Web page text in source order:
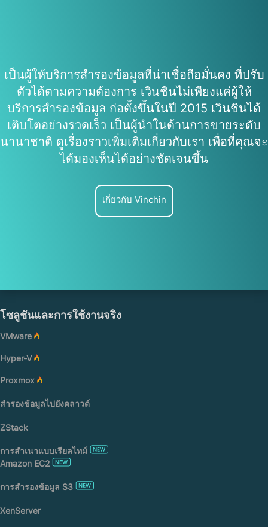
เป็นผู้ให้บริการสำรองข้อมูลที่น่าเชื่อถือมั่นคง ที่ปรับ
ตัวได้ตามความต้องการ เวินชินไม่เพียงแค่ผู้ให้
บริการสำรองข้อมูล ก่อตั้งขึ้นในปี 2015 เวินชินได้
เติบโตอย่างรวดเร็ว เป็นผู้นำในด้านการขายระดับ
นานาชาติ ดูเรื่องราวเพิ่มเติมเกี่ยวกับเรา เพื่อที่คุณจะ
ได้มองเห็นได้อย่างชัดเจนขึ้น
เกี่ยวกับ Vinchin
โซลูชันและการใช้งานจริง
VMware
Hyper-V
Proxmox
สำรองข้อมูลไปยังคลาวด์
ZStack
การสำเนาแบบเรียลไทม์
Amazon EC2
การสำรองข้อมูล S3
XenServer